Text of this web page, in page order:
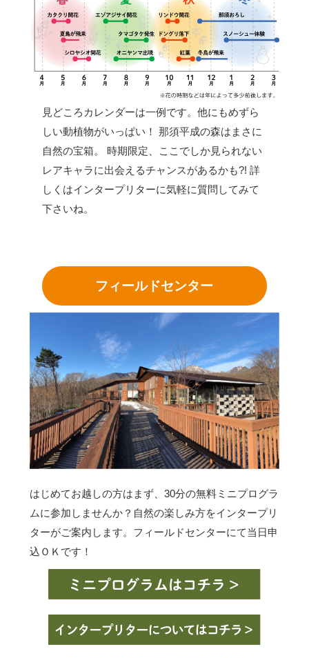
見どころカレンダーは一例です。他にもめずら
しい動植物がいっぱい！ 那須平成の森はまさに
自然の宝箱。
時期限定、ここでしか見られない
レアキャラに出会えるチャンスがあるかも?! 詳
しくはインタープリターに気軽に質問してみて
下さいね。
フィールドセンター
はじめてお越しの方はまず、30分の無料ミニプログラ
ムに参加しませんか？自然の楽しみ方をインタープリ
ターがご案内します。フィールドセンターにて当日申
込ＯＫです！